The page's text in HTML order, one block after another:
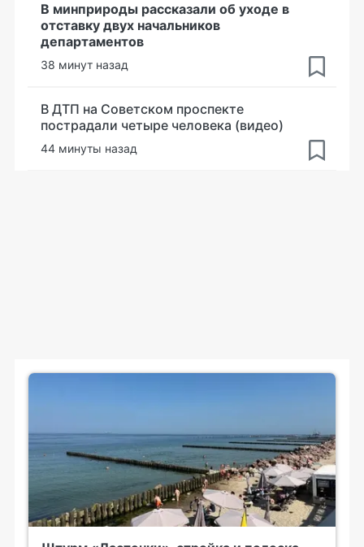
В минприроды рассказали об уходе в
отставку двух начальников
департаментов
38 минут назад
В ДТП на Советском проспекте
пострадали четыре человека (видео)
44 минуты назад